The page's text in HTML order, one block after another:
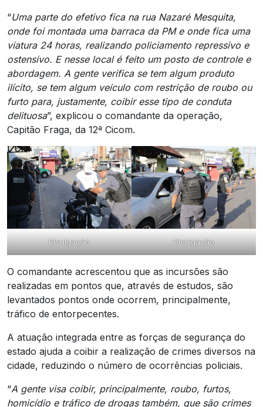
“Uma parte do efetivo fica na rua Nazaré Mesquita,
onde foi montada uma barraca da PM e onde fica uma
viatura 24 horas, realizando policiamento repressivo e
ostensivo. E nesse local é feito um posto de controle e
abordagem. A gente verifica se tem algum produto
ilícito, se tem algum veículo com restrição de roubo ou
furto para, justamente, coibir esse tipo de conduta
delituosa”, explicou o comandante da operação,
Capitão Fraga, da 12ª Cicom.
Divulgação Divulgação
O comandante acrescentou que as incursões são
realizadas em pontos que, através de estudos, são
levantados pontos onde ocorrem, principalmente,
tráfico de entorpecentes.
A atuação integrada entre as forças de segurança do
estado ajuda a coibir a realização de crimes diversos na
cidade, reduzindo o número de ocorrências policiais.
“A gente visa coibir, principalmente, roubo, furtos,
homicídio e tráfico de drogas também, que são crimes